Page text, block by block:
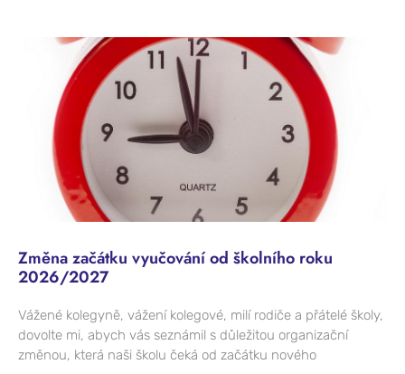
Změna začátku vyučování od školního roku
2026/2027
Vážené kolegyně, vážení kolegové, milí rodiče a přátelé školy,
dovolte mi, abych vás seznámil s důležitou organizační
změnou, která naši školu čeká od začátku nového